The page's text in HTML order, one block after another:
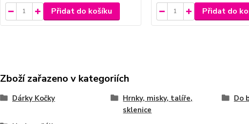
Přidat do košíku Přidat do
Zboží zařazeno v kategoriích
Dárky Kočky
Hrnky, misky, talíře,
sklenice
Do